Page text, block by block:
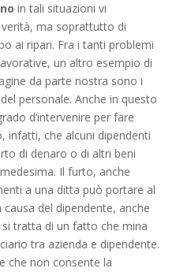
in tali situazioni vi
ma soprattutto di
ai ripari. Fra i tanti problemi
un altro esempio di
da parte nostra sono i
personale. Anche in questo
d’intervenire per fare
infatti, che alcuni dipendenti
di denaro o di altri beni
Il furto, anche
a una ditta può portare al
del dipendente, anche
tratta di un fatto che mina
tra azienda e dipendente.
che non consente la